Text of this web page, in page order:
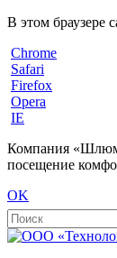
В этом браузере
Chrome
Safari
Firefox
Opera
IE
Компания
посещение
OK